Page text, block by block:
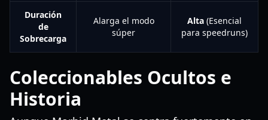
Duración
de
Sobrecarga
Alarga el modo
súper
Alta (Esencial
para speedruns)
Coleccionables Ocultos e
Historia